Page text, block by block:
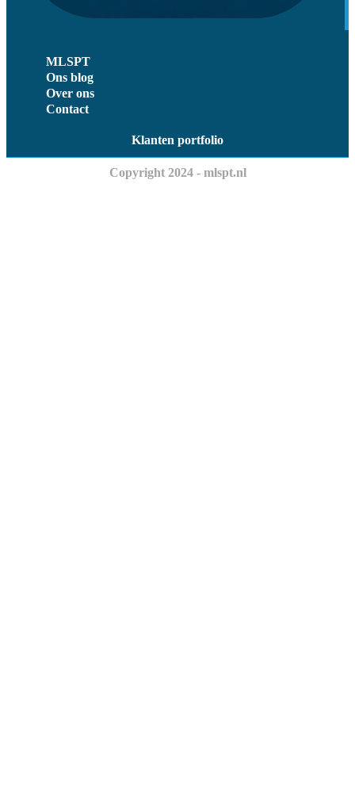
MLSPT
Ons blog
Over ons
Contact
Klanten portfolio
Copyright 2024 - mlspt.nl